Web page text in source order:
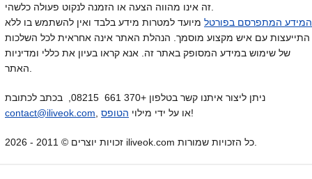
המידע המתפרסם בפורטל מיועד למטרות מידע בלבד ואין להשתמש בו ללא
התייעצות עם איש מקצוע מוסמך. הנהלת האתר אינה אחראית לכל השלכות
של שימוש במידע המסופק באתר זה. אנא קראו בעיון את כללי ומדיניות
ניתן ליצור איתנו קשר בטלפון +370 661 08215, בכתב לכתובת
contact@iliveok.com
, או על ידי מילוי הטופס !